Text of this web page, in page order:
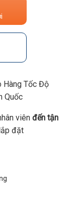
Hàng Tốc Độ
Quốc
viên đến tận
đặt